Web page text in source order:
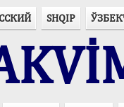
SHQIP